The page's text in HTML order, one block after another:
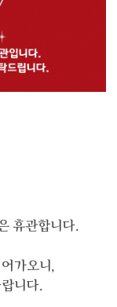
휴관합니다.
가오니,
니다.